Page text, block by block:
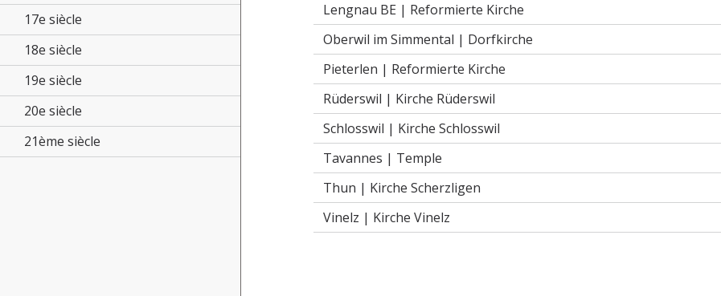
17e siècle
18e siècle
19e siècle
20e siècle
21ème siècle
Lengnau BE | Reformierte Kirche
Oberwil im Simmental | Dorfkirche
Pieterlen | Reformierte Kirche
Rüderswil | Kirche Rüderswil
Schlosswil | Kirche Schlosswil
Tavannes | Temple
Thun | Kirche Scherzligen
Vinelz | Kirche Vinelz